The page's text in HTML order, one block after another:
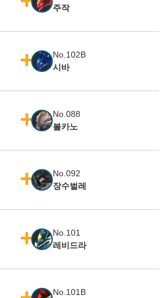
주작
No.102B
시바
No.088
볼카노
No.092
장수벌레
No.101
레비드라
No.101B